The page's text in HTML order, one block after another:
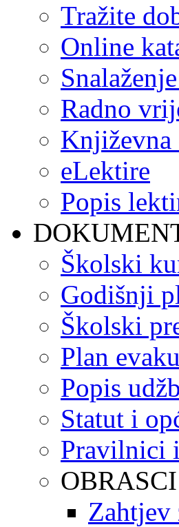
Tražite
Online
Radno
Književna
eLektire
Popis
Školski
Godišnji
Školski
Plan
Popis
Statut i
Pravilnici
OBRASCI
Zahtjev